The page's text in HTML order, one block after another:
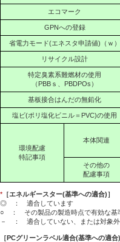
エコマーク
GPNへの登録
省電力モード(エネスタ申請値)（ｗ）
リサイクル設計
特定臭素系難燃材の使用
（PBBｓ、PBDPOs）
基板接合はんだの無鉛化
塩ビ(ポリ塩化ビニル＝PVC)の使用
環境配慮
特記事項
本体関連
その他の
配慮事項
* ［エネルギースター(基準への適合)］
◎ ： 適合しています
○ ： その製品の製造時点で有効な基
－ ： 適合していない、または対象外
［PCグリーンラベル適合(基準への適合)